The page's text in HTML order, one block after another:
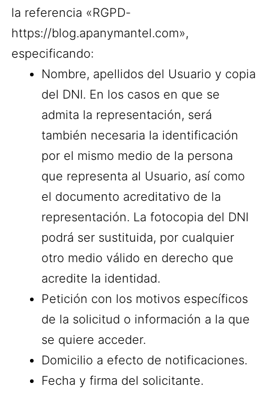
la referencia «RGPD-
https://blog.apanymantel.com»,
especificando:
Nombre, apellidos del Usuario y copia
del DNI. En los casos en que se
admita la representación, será
también necesaria la identificación
por el mismo medio de la persona
que representa al Usuario, así como
el documento acreditativo de la
representación. La fotocopia del DNI
podrá ser sustituida, por cualquier
otro medio válido en derecho que
acredite la identidad.
Petición con los motivos específicos
de la solicitud o información a la que
se quiere acceder.
Domicilio a efecto de notificaciones.
Fecha y firma del solicitante.